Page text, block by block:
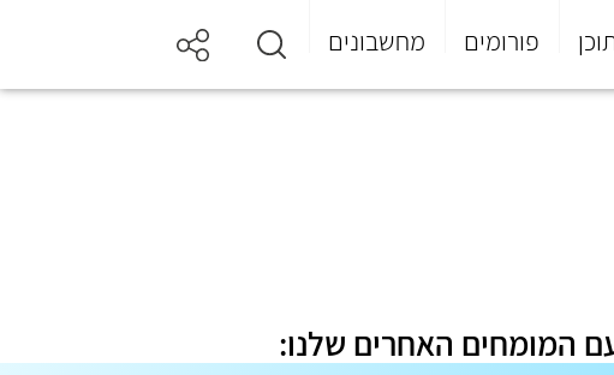
פורומים מחשבונים
המומחים האחרים שלנו: